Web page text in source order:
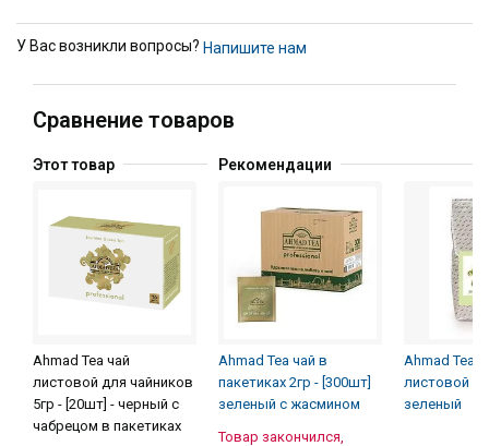
У Вас возникли вопросы? Напишите нам
Сравнение товаров
Этот товар Рекомендации
Ahmad Tea чай
листовой для чайников
5гр - [20шт] - черный с
чабрецом в пакетиках
Ahmad Tea чaй в
пакетиках 2гр - [300шт]
зеленый с жасмином
Товар закончился,
Ahmad Tea
листовой
зеленый